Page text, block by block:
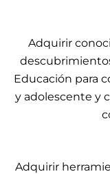
Adquirir
Educación para
y adolescente y
Adquirir